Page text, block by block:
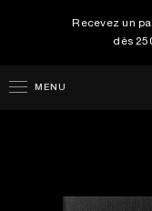
Recevez un
dès
MENU